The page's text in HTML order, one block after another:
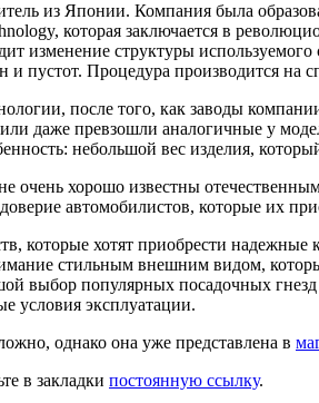
из Японии. Компания была
которая заключается в
изменение структуры
и пустот. Процедура производится на
после того, как заводы
даже превзошли аналогичные у
небольшой вес изделия,
хорошо известны
автомобилистов, которые их
которые хотят приобрести надежные
стильным внешним видом,
выбор популярных посадочных
условия эксплуатации.
однако она уже представлена в
в закладки постоянную ссылку.